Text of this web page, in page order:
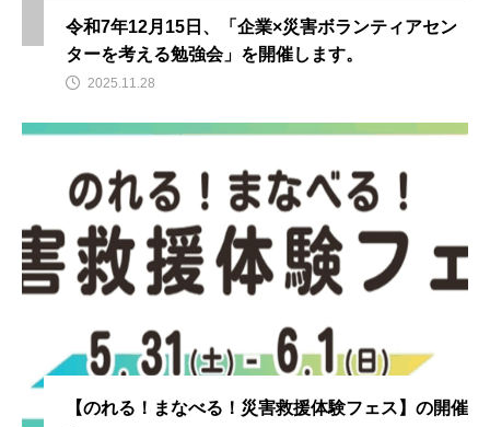
令和7年12月15日、「企業×災害ボランティアセン
ターを考える勉強会」を開催します。
2025.11.28
【のれる！まなべる！災害救援体験フェス】の開催